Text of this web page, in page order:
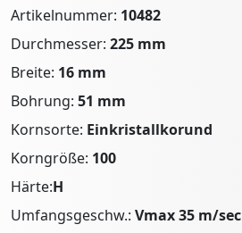
Artikelnummer: 10482
Durchmesser: 225 mm
Breite: 16 mm
Bohrung: 51 mm
Kornsorte: Einkristallkorund
Korngröße: 100
Härte:H
Umfangsgeschw.: Vmax 35 m/sec